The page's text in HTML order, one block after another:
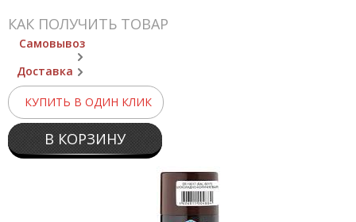
КАК ПОЛУЧИТЬ ТОВАР
Самовывоз
Доставка
КУПИТЬ В ОДИН КЛИК
В КОРЗИНУ